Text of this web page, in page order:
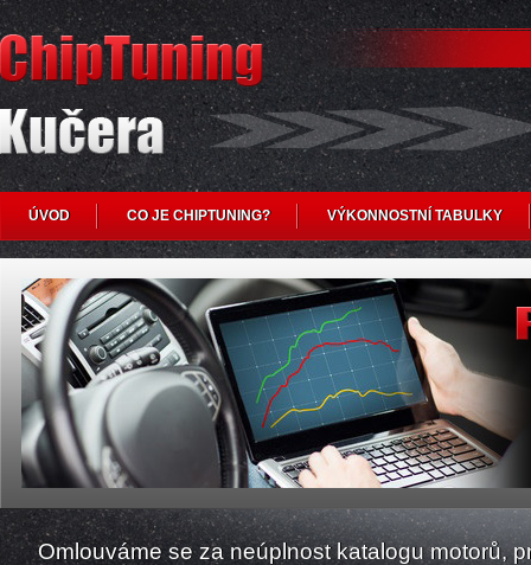
ÚVOD CO JE CHIPTUNING? VÝKONNOSTNÍ TABULKY
Omlouváme se za neúplnost katalogu motorů,